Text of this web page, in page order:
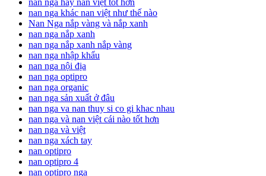
nan nga khác nan việt như thế nào
Nan Nga nắp vàng và nắp xanh
nan nga nắp xanh
nan nga nắp xanh nắp vàng
nan nga nhập khẩu
nan nga nội địa
nan nga optipro
nan nga organic
nan nga sản xuất ở đâu
nan nga va nan thuy si co gi khac nhau
nan nga và nan việt cái nào tốt hơn
nan nga và việt
nan nga xách tay
nan optipro
nan optipro 4
nan optipro nga